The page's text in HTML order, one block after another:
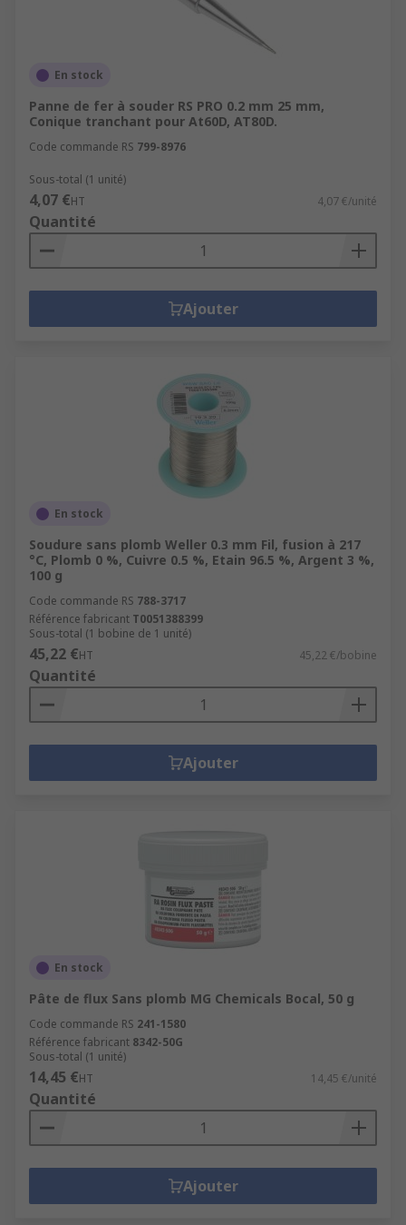
En stock
Panne de fer à souder RS PRO 0.2 mm 25 mm,
Conique tranchant pour At60D, AT80D.
Code commande RS 799-8976
Sous-total (1 unité)
4,07 €HT 4,07 €/unité
Quantité
Ajouter
En stock
Soudure sans plomb Weller 0.3 mm Fil, fusion à 217
°C, Plomb 0 %, Cuivre 0.5 %, Etain 96.5 %, Argent 3 %,
100 g
Code commande RS 788-3717
Référence fabricant T0051388399
Sous-total (1 bobine de 1 unité)
45,22 €HT 45,22 €/bobine
Quantité
Ajouter
En stock
Pâte de flux Sans plomb MG Chemicals Bocal, 50 g
Code commande RS 241-1580
Référence fabricant 8342-50G
Sous-total (1 unité)
14,45 €HT 14,45 €/unité
Quantité
Ajouter